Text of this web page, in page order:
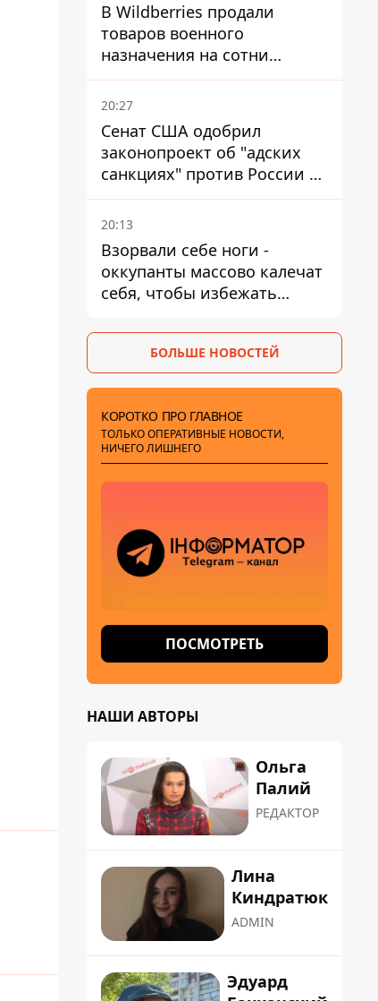
В Wildberries продали
товаров военного
назначения на сотни
миллионов, но удары ВСУ
изменили ситуацию
20:27
Сенат США одобрил
законопроект об "адских
санкциях" против России и
Ирана
20:13
Взорвали себе ноги -
оккупанты массово калечат
себя, чтобы избежать
БОЛЬШЕ НОВОСТЕЙ
КОРОТКО ПРО ГЛАВНОЕ
ТОЛЬКО ОПЕРАТИВНЫЕ НОВОСТИ,
НИЧЕГО ЛИШНЕГО
ПОСМОТРЕТЬ
НАШИ АВТОРЫ
Ольга
Палий
РЕДАКТОР
Лина
Киндратюк
ADMIN
Эдуард